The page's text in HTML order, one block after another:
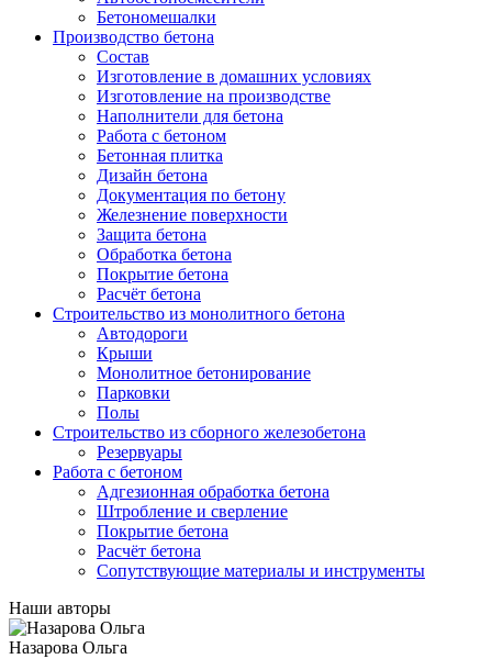
Бетономешалки
Производство бетона
Состав
Изготовление в домашних условиях
Изготовление на производстве
Наполнители для бетона
Работа с бетоном
Бетонная плитка
Дизайн бетона
Документация по бетону
Железнение поверхности
Защита бетона
Обработка бетона
Покрытие бетона
Расчёт бетона
Строительство из монолитного бетона
Автодороги
Крыши
Монолитное бетонирование
Парковки
Полы
Строительство из сборного железобетона
Резервуары
Работа с бетоном
Адгезионная обработка бетона
Штробление и сверление
Покрытие бетона
Расчёт бетона
Сопутствующие материалы и инструменты
Наши авторы
Назарова Ольга